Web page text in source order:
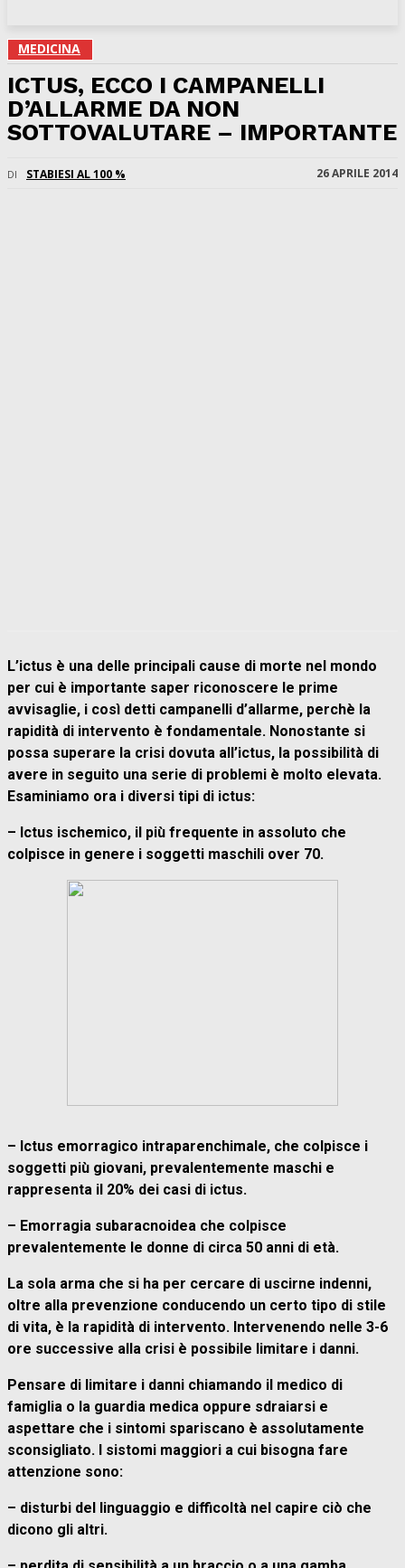
MEDICINA
ICTUS, ECCO I CAMPANELLI
D’ALLARME DA NON
SOTTOVALUTARE – IMPORTANTE
DI STABIESI AL 100 % 26 APRILE 2014
L’ictus è una delle principali cause di morte nel mondo
per cui è importante saper riconoscere le prime
avvisaglie, i così detti campanelli d’allarme, perchè la
rapidità di intervento è fondamentale. Nonostante si
possa superare la crisi dovuta all’ictus, la possibilità di
avere in seguito una serie di problemi è molto elevata.
Esaminiamo ora i diversi tipi di ictus:
– Ictus ischemico, il più frequente in assoluto che
colpisce in genere i soggetti maschili over 70.
– Ictus emorragico intraparenchimale, che colpisce i
soggetti più giovani, prevalentemente maschi e
rappresenta il 20% dei casi di ictus.
– Emorragia subaracnoidea che colpisce
prevalentemente le donne di circa 50 anni di età.
La sola arma che si ha per cercare di uscirne indenni,
oltre alla prevenzione conducendo un certo tipo di stile
di vita, è la rapidità di intervento. Intervenendo nelle 3-6
ore successive alla crisi è possibile limitare i danni.
Pensare di limitare i danni chiamando il medico di
famiglia o la guardia medica oppure sdraiarsi e
aspettare che i sintomi spariscano è assolutamente
sconsigliato. I sistomi maggiori a cui bisogna fare
attenzione sono:
– disturbi del linguaggio e difficoltà nel capire ciò che
dicono gli altri.